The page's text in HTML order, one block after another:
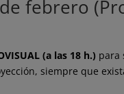
febrero
(a las 18 h.) para
siempre que